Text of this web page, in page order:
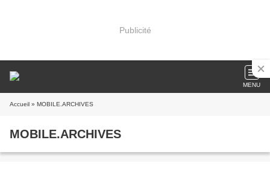
Publicité
MENU
Accueil » MOBILE.ARCHIVES
MOBILE.ARCHIVES